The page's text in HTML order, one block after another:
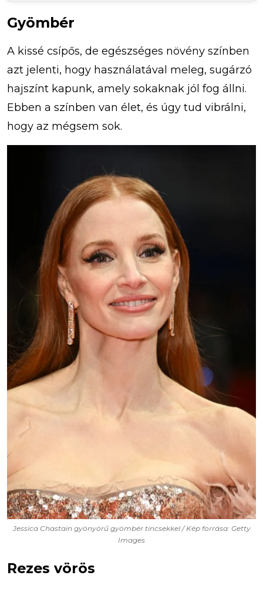
Gyömbér
A kissé csípős, de egészséges növény színben
azt jelenti, hogy használatával meleg, sugárzó
hajszínt kapunk, amely sokaknak jól fog állni.
Ebben a színben van élet, és úgy tud vibrálni,
hogy az mégsem sok.
Jessica Chastain gyönyörű gyömbér tincsekkel / Kép forrása: Getty
Images
Rezes vörös